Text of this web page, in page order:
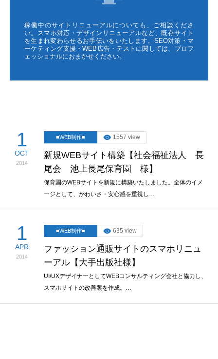
稼働中のサイトリニューアルについても、ご相談くださ
い。スマホ対応・デザインリニューアルなど、既存サイト
を生まれ変わらせるお手伝いをいたします。SEO対策・マ
ーケティング支援・WEB広告・テストに関しては、プロフ
ェッショナルにおまかせください。
1
OCT
2014
■WEB制作■ 1557 view
新規WEBサイト構築【社会福祉法人 長
尾会 池上長尾保育園 様】
保育園のWEBサイトを新規に構築いたしました。全体のイメ
ージとして、かわいさ・安心感を重視し…
1
APR
2014
■WEB制作■ 635 view
ファッション通販サイトのスマホリニュ
ーアル【大手出版社様】
UI/UXデザイナーとしてWEBコンサルティング会社と協力し、
スマホサイトの改善案を作成。…